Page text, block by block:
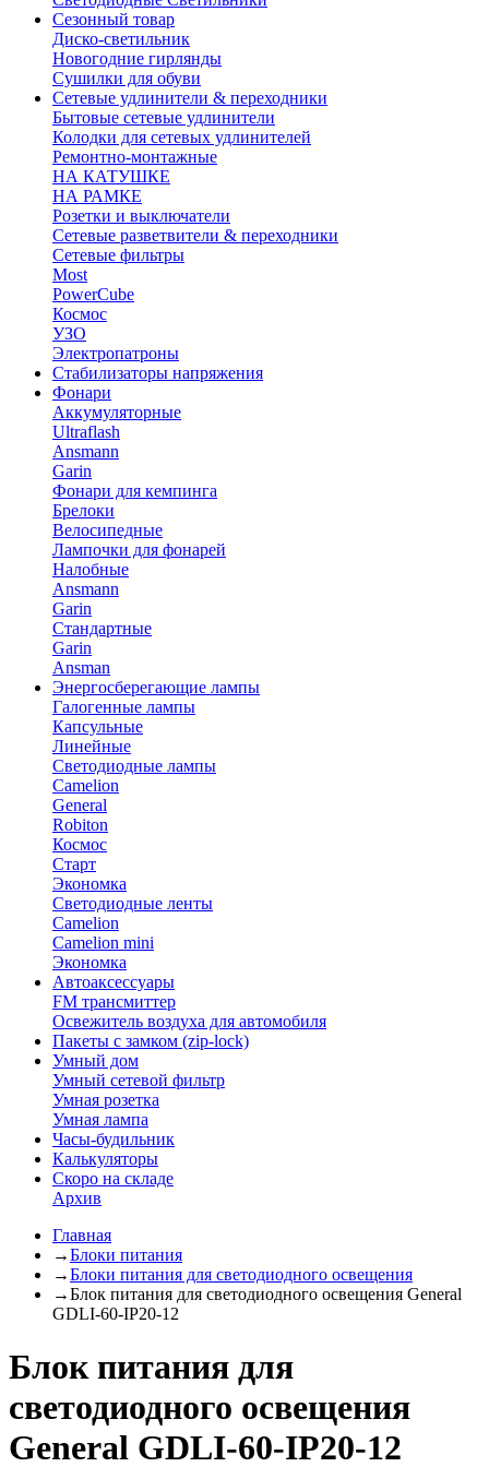
Сезонный товар
Диско-светильник
Новогодние гирлянды
Сушилки для обуви
Сетевые удлинители & переходники
Бытовые сетевые удлинители
Колодки для сетевых удлинителей
Ремонтно-монтажные
НА КАТУШКЕ
НА РАМКЕ
Розетки и выключатели
Сетевые разветвители & переходники
Сетевые фильтры
Most
PowerCube
Космос
УЗО
Электропатроны
Стабилизаторы напряжения
Фонари
Аккумуляторные
Ultraflash
Ansmann
Garin
Фонари для кемпинга
Брелоки
Велосипедные
Лампочки для фонарей
Налобные
Ansmann
Garin
Стандартные
Garin
Ansman
Энергосберегающие лампы
Галогенные лампы
Капсульные
Линейные
Светодиодные лампы
Camelion
General
Robiton
Космос
Старт
Экономка
Светодиодные ленты
Camelion
Camelion mini
Экономка
Автоаксессуары
FM трансмиттер
Освежитель воздуха для автомобиля
Пакеты с замком (zip-lock)
Умный дом
Умный сетевой фильтр
Умная розетка
Умная лампа
Часы-будильник
Калькуляторы
Скоро на складе
Архив
Главная
→Блоки питания
→Блоки питания для светодиодного освещения
→Блок питания для светодиодного освещения General
GDLI-60-IP20-12
Блок питания для
светодиодного освещения
General GDLI-60-IP20-12